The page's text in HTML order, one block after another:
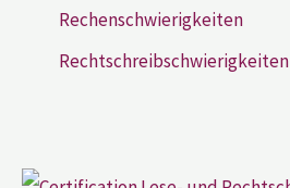
Rechenschwierigkeiten
Rechtschreibschwierigkeiten